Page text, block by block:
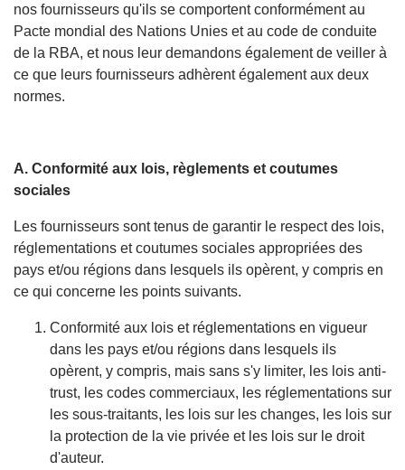
nos fournisseurs qu'ils se comportent conformément au
Pacte mondial des Nations Unies et au code de conduite
de la RBA, et nous leur demandons également de veiller à
ce que leurs fournisseurs adhèrent également aux deux
normes.
A. Conformité aux lois, règlements et coutumes
sociales
Les fournisseurs sont tenus de garantir le respect des lois,
réglementations et coutumes sociales appropriées des
pays et/ou régions dans lesquels ils opèrent, y compris en
ce qui concerne les points suivants.
Conformité aux lois et réglementations en vigueur
dans les pays et/ou régions dans lesquels ils
opèrent, y compris, mais sans s'y limiter, les lois anti-
trust, les codes commerciaux, les réglementations sur
les sous-traitants, les lois sur les changes, les lois sur
la protection de la vie privée et les lois sur le droit
d'auteur.